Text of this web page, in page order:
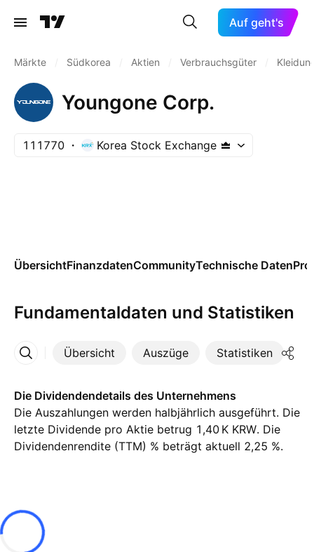
Auf geht's
Märkte Südkorea Aktien Verbrauchsgüter
Youngone Corp.
111770 Korea Stock Exchange
ÜbersichtFinanzdatenCommunityTechnische Daten
Fundamentaldaten und Statistiken
Übersicht Auszüge Statistiken
Mehr
Die Dividendendetails des Unternehmens
Die Auszahlungen werden halbjährlich ausgeführt. Die
letzte Dividende pro Aktie betrug ‪1,40 K‬ KRW. Die
Dividendenrendite (TTM) % beträgt aktuell 2,25 %.